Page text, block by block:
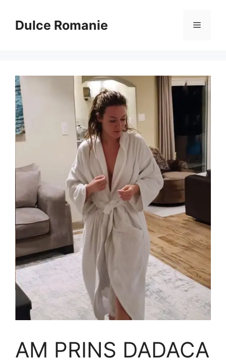
conținutDulce Romanie Meniu
AM PRINS DADACA